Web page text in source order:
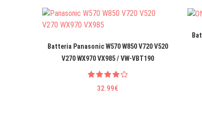
Batteria Panasonic W570 W850 V720 V520
V270 WX970 VX985 / VW-VBT190
32.99€